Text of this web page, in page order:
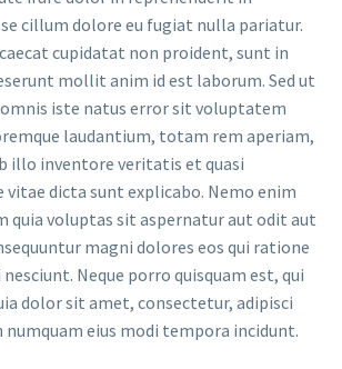
cillum dolore eu fugiat nulla pariatur.
cupidatat non proident, sunt in
mollit anim id est laborum. Sed ut
iste natus error sit voluptatem
laudantium, totam rem aperiam,
illo inventore veritatis et quasi
dicta sunt explicabo. Nemo enim
quia voluptas sit aspernatur aut odit aut
magni dolores eos qui ratione
Neque porro quisquam est, qui
dolor sit amet, consectetur, adipisci
numquam eius modi tempora incidunt.